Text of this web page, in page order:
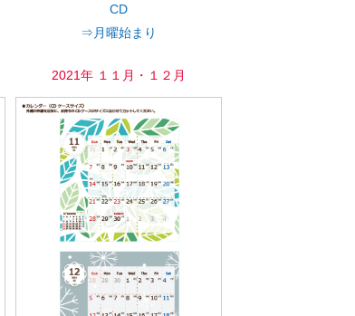
CD
⇒月曜始まり
2021年 １１月・１２月